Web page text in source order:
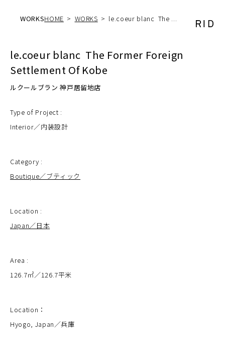
WORKSHOME WORKS le.coeur blanc The ...
le.coeur blanc The Former Foreign
Settlement Of Kobe
ルクールブラン 神戸居留地店
Type of Project :
Interior／内装設計
Category :
Boutique／ブティック
Location :
Japan／日本
Area :
126.7㎡／126.7平米
Location：
Hyogo, Japan／兵庫